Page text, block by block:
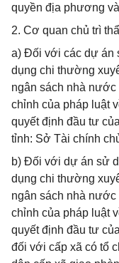
quyền địa phương
2. Cơ quan chủ trì
a) Đối với các dự án
dụng chi thường
ngân sách nhà nước
chỉnh của pháp luật
quyết định đầu tư
tỉnh: Sở Tài chính
b) Đối với dự án sử
dụng chi thường
ngân sách nhà nước
chỉnh của pháp luật
quyết định đầu tư
đối với cấp xã có tổ